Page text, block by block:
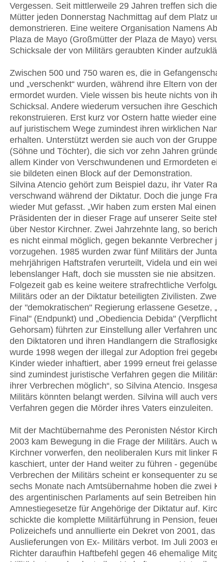
Vergessen. Seit mittlerweile 29 Jahren treffen sich
Mütter jeden Donnerstag Nachmittag auf dem Platz
demonstrieren. Eine weitere Organisation Namens
Plaza de Mayo (Großmütter der Plaza de Mayo)
Schicksale der von Militärs geraubten Kinder
Zwischen 500 und 750 waren es, die in
und „verschenkt“ wurden, während ihre Eltern von
ermordet wurden. Viele wissen bis heute nichts von
Schicksal. Andere wiederum versuchen ihre
rekonstruieren. Erst kurz vor Ostern hatte wieder
auf juristischem Wege zumindest ihren wirklichen
erhalten. Unterstützt werden sie auch von der
(Söhne und Töchter), die sich vor zehn Jahren
allem Kinder von Verschwundenen und Ermordeten
sie bildeten einen Block auf der Demonstration.
Silvina Atencio gehört zum Beispiel dazu, ihr Vater
verschwand während der Diktatur. Doch die junge
wieder Mut gefasst. „Wir haben zum ersten Mal einen
Präsidenten der in dieser Frage auf unserer Seite
über Nestor Kirchner. Zwei Jahrzehnte lang, so
es nicht einmal möglich, gegen bekannte Verbrecher
vorzugehen. 1985 wurden zwar fünf Militärs der
mehrjährigen Haftstrafen verurteilt, Videla und ein
lebenslanger Haft, doch sie mussten sie nie
Folgezeit gab es keine weitere strafrechtliche
Militärs oder an der Diktatur beteiligten Zivilisten.
der "demokratischen" Regierung erlassene Gesetze,
Final" (Endpunkt) und „Obediencia Debida"
Gehorsam) führten zur Einstellung aller Verfahren
den Diktatoren und ihren Handlangern die
wurde 1998 wegen der illegal zur Adoption frei
Kinder wieder inhaftiert, aber 1999 erneut frei
sind zumindest juristische Verfahren gegen die
ihrer Verbrechen möglich“, so Silvina Atencio.
Militärs könnten belangt werden. Silvina will auch
Verfahren gegen die Mörder ihres Vaters einzuleiten.
Mit der Machtübernahme des Peronisten Néstor
2003 kam Bewegung in die Frage der Militärs. Auch
Kirchner vorwerfen, den neoliberalen Kurs mit linker
kaschiert, unter der Hand weiter zu führen -
Verbrechen der Militärs scheint er konsequenter zu
sechs Monate nach Amtsübernahme hoben die zwei
des argentinischen Parlaments auf sein Betreiben
Amnestiegesetze für Angehörige der Diktatur auf.
schickte die komplette Militärführung in Pension,
Polizeichefs und annullierte ein Dekret von 2001, das
Auslieferungen von Ex- Militärs verbot. Im Juli 2003
Richter daraufhin Haftbefehl gegen 46 ehemalige